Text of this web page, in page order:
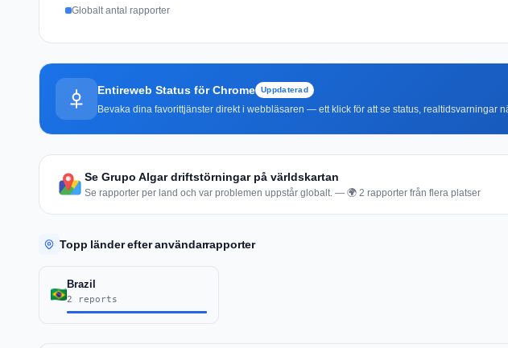
Globalt antal rapporter
Entireweb Status för Chrome Uppdaterad
Bevaka dina favorittjänster direkt i webbläsaren — ett klick för att se status, realtidsvarningar
Se Grupo Algar driftstörningar på världskartan
Se rapporter per land och var problemen uppstår globalt. — 🌍 2 rapporter från flera platser
Topp länder efter användarrapporter
Brazil
2 reports